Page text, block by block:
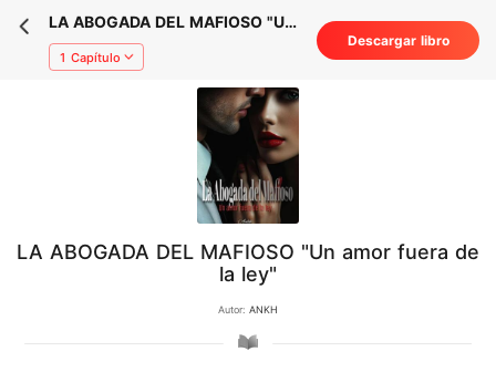
LA ABOGADA DEL MAFIOSO "Un
amor fuera de la ley"
1 Capítulo
Descargar libro
LA ABOGADA DEL MAFIOSO "Un amor fuera de
la ley"
Autor: ANKH